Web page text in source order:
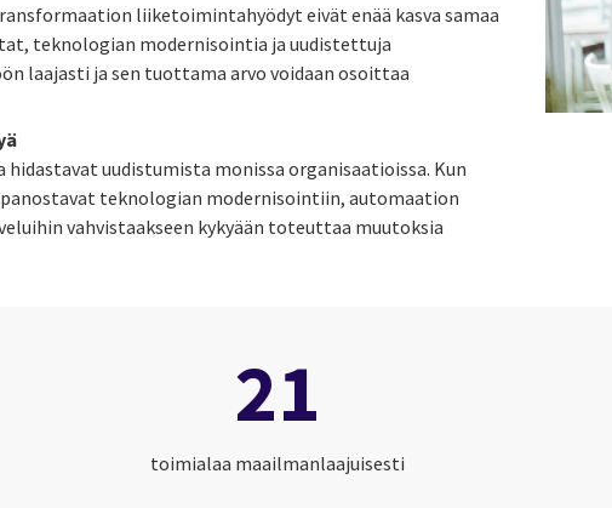
liiketoimintahyödyt eivät enää kasva samaa
teknologian modernisointia ja uudistettuja
laajasti ja sen tuottama arvo voidaan osoittaa
uudistumista monissa organisaatioissa. Kun
teknologian modernisointiin, automaation
vahvistaakseen kykyään toteuttaa muutoksia
21
toimialaa maailmanlaajuisesti